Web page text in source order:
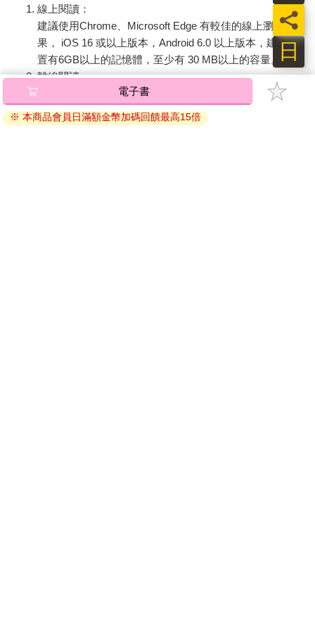
線上閱讀：
建議使用Chrome、Microsoft Edge 有較佳的線上瀏覽效
果， iOS 16 或以上版本，Android 6.0 以上版本，建議裝
置有6GB以上的記憶體，至少有 30 MB以上的容量。
離線閱讀：
Android
安裝電子書APP後，請依照提示登入「會員中心」→「我
的E書櫃」→「電子書APP通行碼/載具管理」，取得通行
電子書
※ 本商品會員日滿額金幣加碼回饋最高15倍
日
員